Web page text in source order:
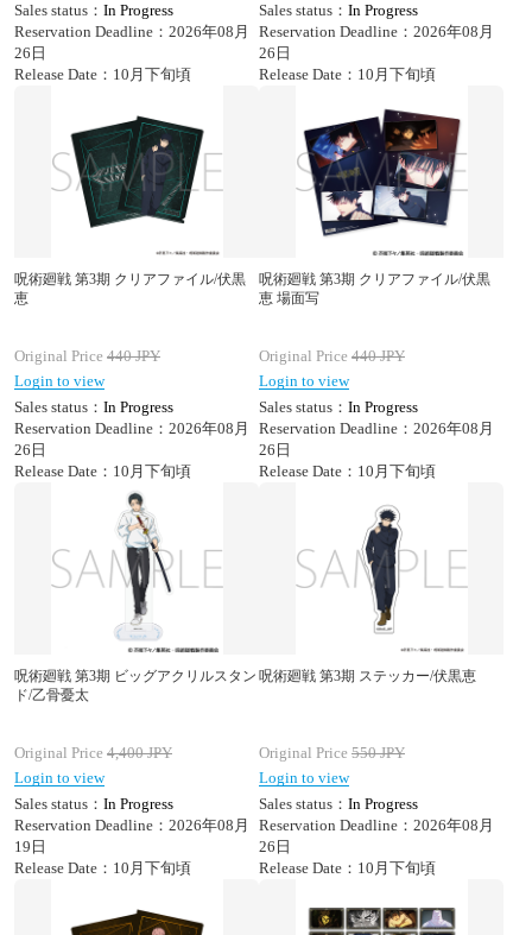
Sales status： In Progress
Reservation Deadline：2026年08月
26日
Release Date：10月下旬頃
Sales status： In Progress
Reservation Deadline：2026年08月
26日
Release Date：10月下旬頃
呪術廻戦 第3期 クリアファイル/伏黒
恵
Original Price 440JPY
Login to view
Sales status： In Progress
Reservation Deadline：2026年08月
26日
Release Date：10月下旬頃
呪術廻戦 第3期 クリアファイル/伏黒
恵 場面写
Original Price 440JPY
Login to view
Sales status： In Progress
Reservation Deadline：2026年08月
26日
Release Date：10月下旬頃
呪術廻戦 第3期 ビッグアクリルスタン
ド/乙骨憂太
Original Price 4,400JPY
Login to view
Sales status： In Progress
Reservation Deadline：2026年08月
19日
Release Date：10月下旬頃
呪術廻戦 第3期 ステッカー/伏黒恵
Original Price 550JPY
Login to view
Sales status： In Progress
Reservation Deadline：2026年08月
26日
Release Date：10月下旬頃